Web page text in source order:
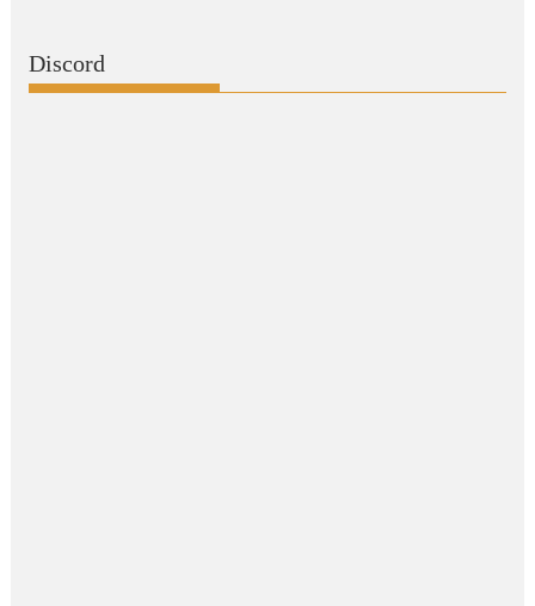
Discord